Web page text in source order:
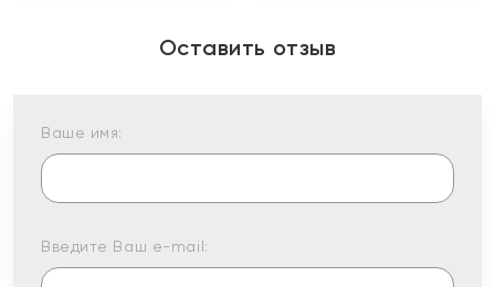
Оставить отзыв
Ваше имя:
Введите Ваш e-mail: